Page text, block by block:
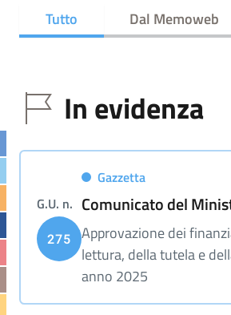
Tutto Dal Memoweb
In evidenza
G.U. n.
275
Gazzetta
Comunicato del
Approvazione dei
lettura, della tutela e
anno 2025